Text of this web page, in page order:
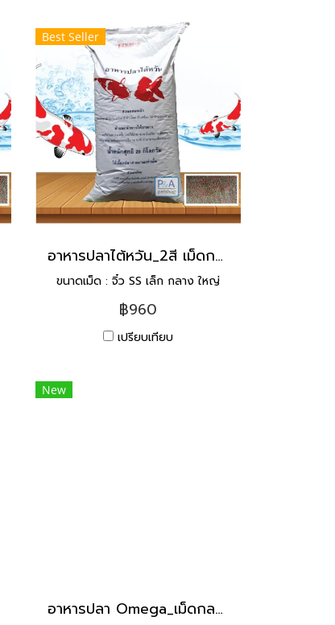
Best Seller
อาหารปลาไต้หวัน_2สี เม็ดกลาง [20kg]
ขนาดเม็ด : จิ๋ว SS เล็ก กลาง ใหญ่
฿960
เปรียบเทียบ
New
อาหารปลา Omega_เม็ดกลาง [20kg]